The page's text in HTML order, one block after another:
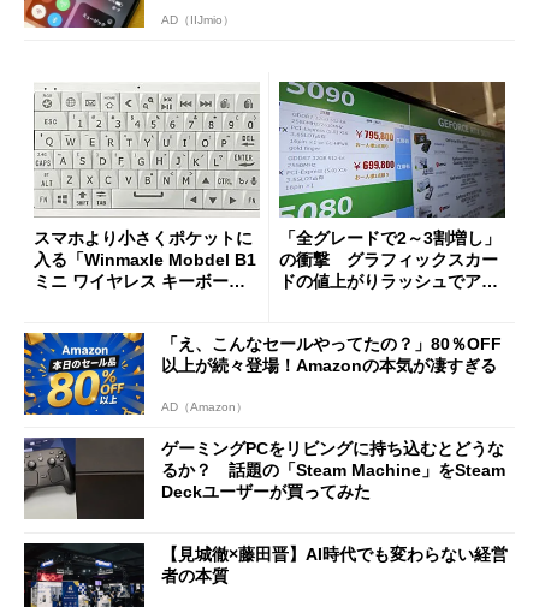
AD（IIJmio）
スマホより小さくポケットに
入る「Winmaxle Mobdel B1
ミニ ワイヤレス キーボー
「全グレードで2～3割増し」
の衝撃 グラフィックスカー
ドの値上がりラッシュでアキ
「え、こんなセールやってたの？」80％OFF
以上が続々登場！Amazonの本気が凄すぎる
AD（Amazon）
ゲーミングPCをリビングに持ち込むとどうな
るか？ 話題の「Steam Machine」をSteam
Deckユーザーが買ってみた
【見城徹×藤田晋】AI時代でも変わらない経営
者の本質